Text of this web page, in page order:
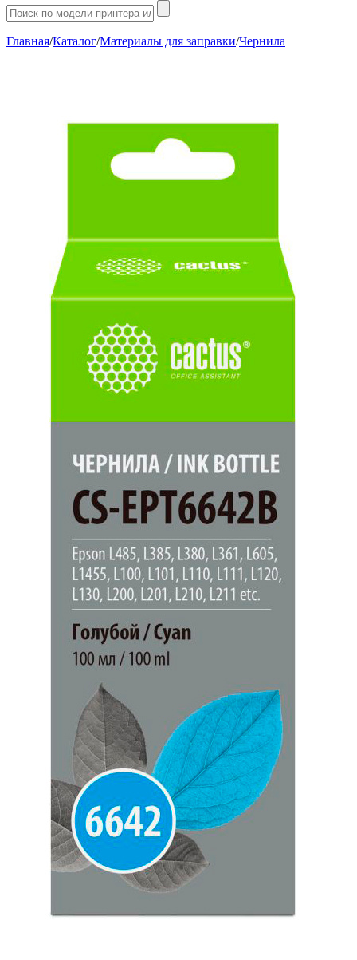
Главная/Каталог/Материалы для заправки/Чернила